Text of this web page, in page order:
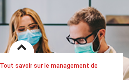
Tout savoir sur le management de